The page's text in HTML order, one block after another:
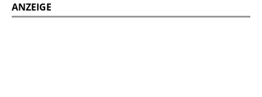
ANZEIGE